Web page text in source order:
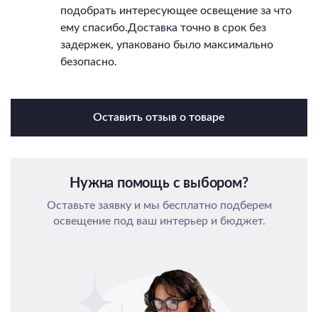
подобрать интересующее освещение за что
ему спасибо.Доставка точно в срок без
задержек, упаковано было максимально
безопасно.
Оставить отзыв о товаре
Нужна помощь с выбором?
Оставьте заявку и мы бесплатно подберем
освещение под ваш интерьер и бюджет.